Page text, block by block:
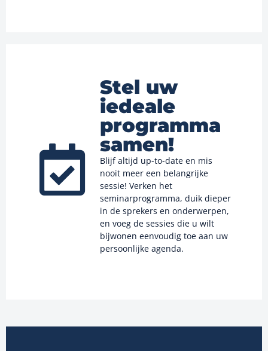
Stel uw
iedeale
programma
samen!
Blijf altijd up-to-date en mis
nooit meer een belangrijke
sessie! Verken het
seminarprogramma, duik dieper
in de sprekers en onderwerpen,
en voeg de sessies die u wilt
bijwonen eenvoudig toe aan uw
persoonlijke agenda.